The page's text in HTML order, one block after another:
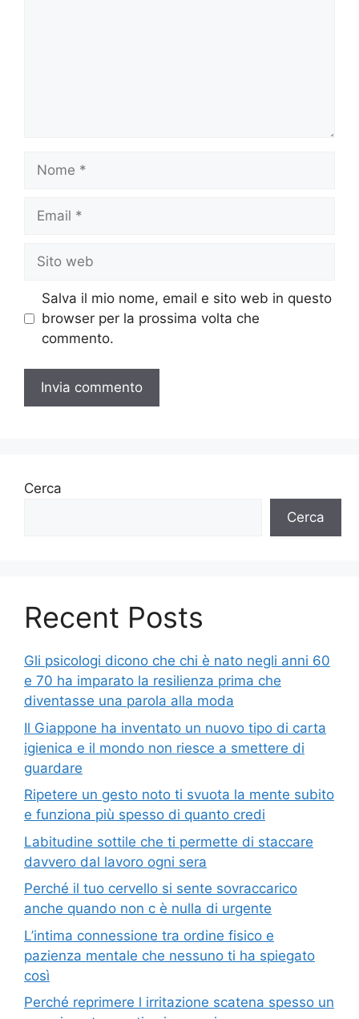
web
Salva il mio nome, email e sito web in questo
browser per la prossima volta che
commento.
Cerca
Cerca
Recent Posts
Gli psicologi dicono che chi è nato negli anni 60
e 70 ha imparato la resilienza prima che
diventasse una parola alla moda
Il Giappone ha inventato un nuovo tipo di carta
igienica e il mondo non riesce a smettere di
guardare
Ripetere un gesto noto ti svuota la mente subito
e funziona più spesso di quanto credi
Labitudine sottile che ti permette di staccare
davvero dal lavoro ogni sera
Perché il tuo cervello si sente sovraccarico
anche quando non c è nulla di urgente
L’intima connessione tra ordine fisico e
pazienza mentale che nessuno ti ha spiegato
così
Perché reprimere l irritazione scatena spesso un